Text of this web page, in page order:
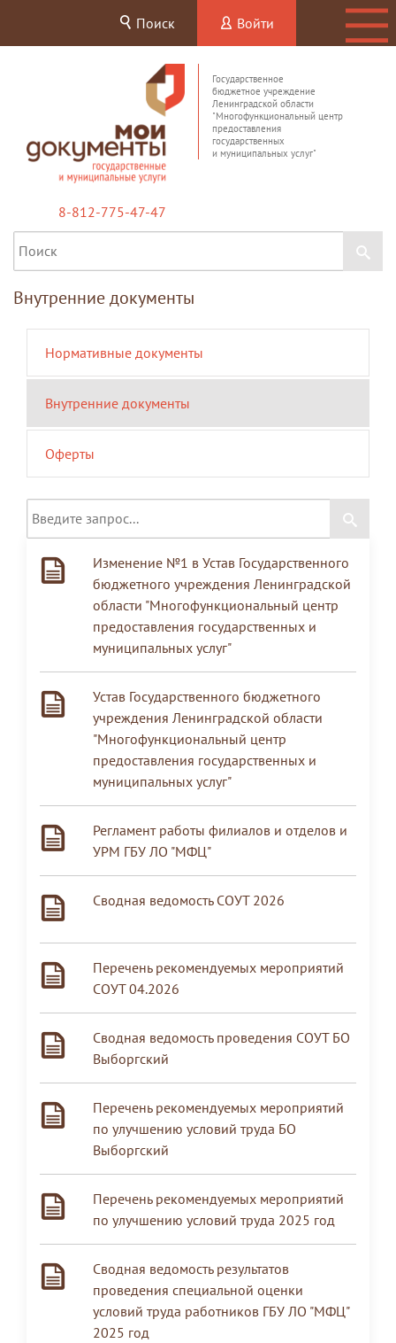
Поиск Войти
Государственное
бюджетное учреждение
Ленинградской области
"Многофункциональный центр
предоставления
государственных
и муниципальных услуг"
8-812-775-47-47
Внутренние документы
Нормативные документы
Внутренние документы
Оферты
Изменение №1 в Устав Государственного
бюджетного учреждения Ленинградской
области "Многофункциональный центр
предоставления государственных и
муниципальных услуг"
Устав Государственного бюджетного
учреждения Ленинградской области
"Многофункциональный центр
предоставления государственных и
муниципальных услуг"
Регламент работы филиалов и отделов и
УРМ ГБУ ЛО "МФЦ"
Сводная ведомость СОУТ 2026
Перечень рекомендуемых мероприятий
СОУТ 04.2026
Сводная ведомость проведения СОУТ БО
Выборгский
Перечень рекомендуемых мероприятий
по улучшению условий труда БО
Выборгский
Перечень рекомендуемых мероприятий
по улучшению условий труда 2025 год
Сводная ведомость результатов
проведения специальной оценки
условий труда работников ГБУ ЛО "МФЦ"
2025 год